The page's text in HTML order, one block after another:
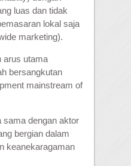
luas dan tidak
lokal saja
marketing).
arus utama
bersangkutan
mainstream of
sama dengan aktor
bergian dalam
keanekaragaman